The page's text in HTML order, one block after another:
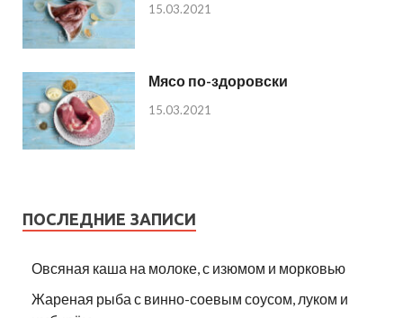
15.03.2021
Мясо по-здоровски
15.03.2021
ПОСЛЕДНИЕ ЗАПИСИ
Овсяная каша на молоке, с изюмом и морковью
Жареная рыба с винно-соевым соусом, луком и